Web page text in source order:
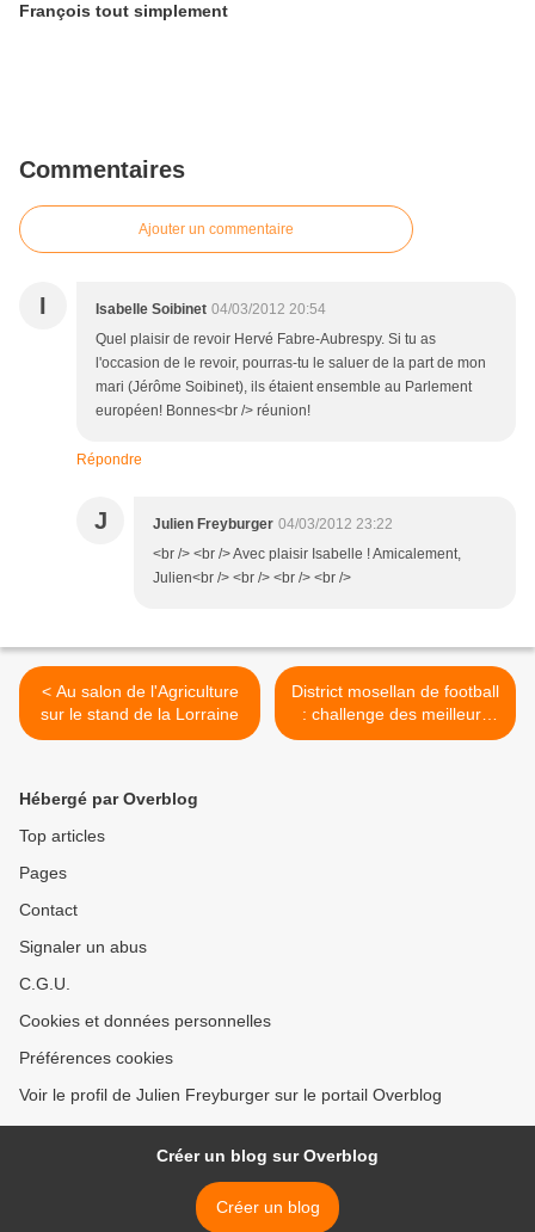
François tout simplement
Commentaires
Ajouter un commentaire
I Isabelle Soibinet 04/03/2012 20:54
Quel plaisir de revoir Hervé Fabre-Aubrespy. Si tu as
l'occasion de le revoir, pourras-tu le saluer de la part de mon
mari (Jérôme Soibinet), ils étaient ensemble au Parlement
européen! Bonnes<br /> réunion!
Répondre
J Julien Freyburger 04/03/2012 23:22
<br /> <br /> Avec plaisir Isabelle ! Amicalement,
Julien<br /> <br /> <br /> <br />
< Au salon de l'Agriculture
sur le stand de la Lorraine
District mosellan de football
: challenge des meilleurs
clubs de jeunes >
Hébergé par Overblog
Top articles
Pages
Contact
Signaler un abus
C.G.U.
Cookies et données personnelles
Préférences cookies
Voir le profil de Julien Freyburger sur le portail Overblog
Créer un blog sur Overblog
Créer un blog